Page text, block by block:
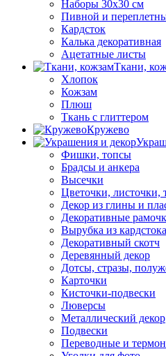
Наборы 30х30 см
Пивной и
Кардсток
Калька декоративная
Ацетатные листы
Ткани,
Хлопок
Кожзам
Плюш
Ткань с глиттером
Кружево
Фишки, топсы
Брадсы и анкера
Высечки
Цветочки, листочки,
Декор из глины и
Декоративные
Вырубка из кардстока
Декоративный скотч
Деревянный декор
Дотсы, стразы,
Карточки
Кисточки-подвески
Люверсы
Металлический декор
Подвески
Переводные и